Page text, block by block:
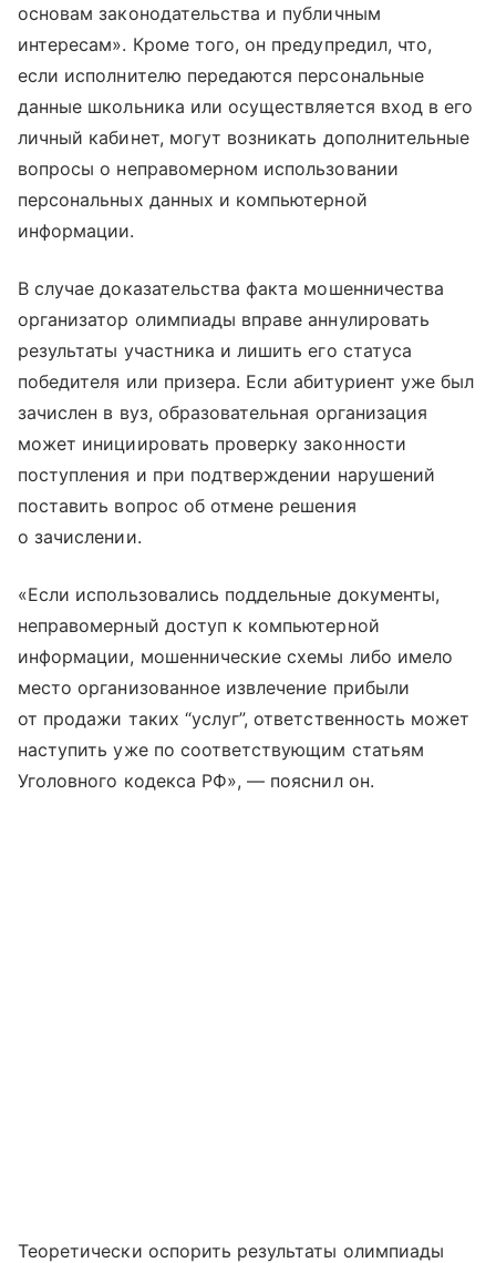
основам законодательства и публичным
интересам». Кроме того, он предупредил, что,
если исполнителю передаются персональные
данные школьника или осуществляется вход в его
личный кабинет, могут возникать дополнительные
вопросы о неправомерном использовании
персональных данных и компьютерной
информации.
В случае доказательства факта мошенничества
организатор олимпиады вправе аннулировать
результаты участника и лишить его статуса
победителя или призера. Если абитуриент уже был
зачислен в вуз, образовательная организация
может инициировать проверку законности
поступления и при подтверждении нарушений
поставить вопрос об отмене решения
о зачислении.
«Если использовались поддельные документы,
неправомерный доступ к компьютерной
информации, мошеннические схемы либо имело
место организованное извлечение прибыли
от продажи таких “услуг”, ответственность может
наступить уже по соответствующим статьям
Уголовного кодекса РФ», — пояснил он.
Теоретически оспорить результаты олимпиады